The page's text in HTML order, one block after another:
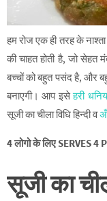
हम रोज एक ही तरह के
की चाहत होती है, जो सेहत
बच्चों को बहुत पसंद है, और
बनाएगी। आप इसेहरी
सूजी का चीला विधि हिन्दी व
4 लोगो के लिए SERVES 4
सूजी का